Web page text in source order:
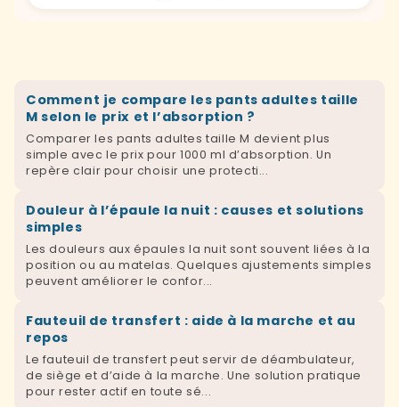
Comment je compare les pants adultes taille
M selon le prix et l’absorption ?
Comparer les pants adultes taille M devient plus
simple avec le prix pour 1000 ml d’absorption. Un
repère clair pour choisir une protecti...
Douleur à l’épaule la nuit : causes et solutions
simples
Les douleurs aux épaules la nuit sont souvent liées à la
position ou au matelas. Quelques ajustements simples
peuvent améliorer le confor...
Fauteuil de transfert : aide à la marche et au
repos
Le fauteuil de transfert peut servir de déambulateur,
de siège et d’aide à la marche. Une solution pratique
pour rester actif en toute sé...